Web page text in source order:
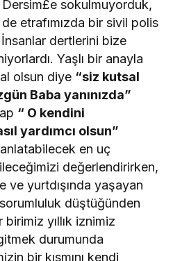
sokulmuyorduk,
etrafımızda bir sivil polis
dertlerini bize
Yaşlı bir anayla
olsun diye “siz kutsal
Baba yanınızda”
“ O kendini
yardımcı olsun”
en uç
değerlendirirken,
ve yurtdışında yaşayan
düştüğünden
yıllık iznimiz
durumunda
bir kısmını kendi